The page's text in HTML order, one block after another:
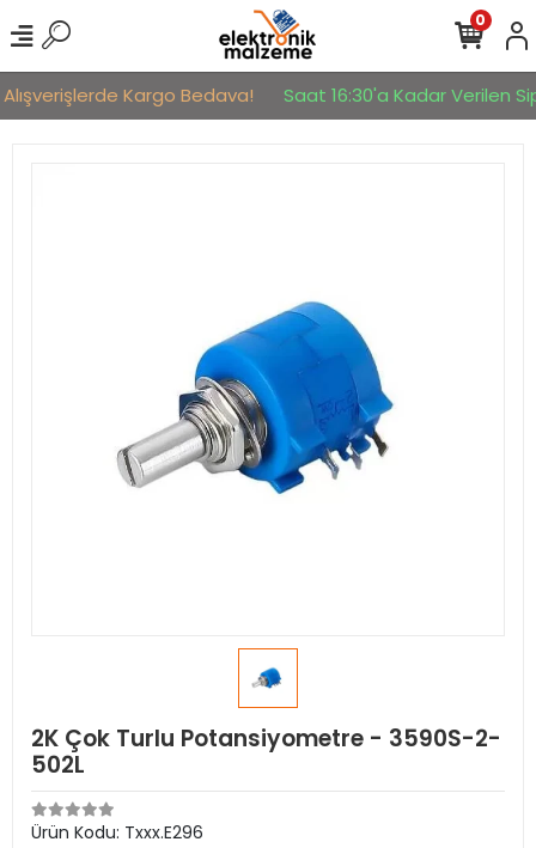
Kargo Bedava! Saat 16:30'a Kadar Verilen
0
2K Çok Turlu Potansiyometre - 3590S-2-
502L
Ürün Kodu: Txxx.E296